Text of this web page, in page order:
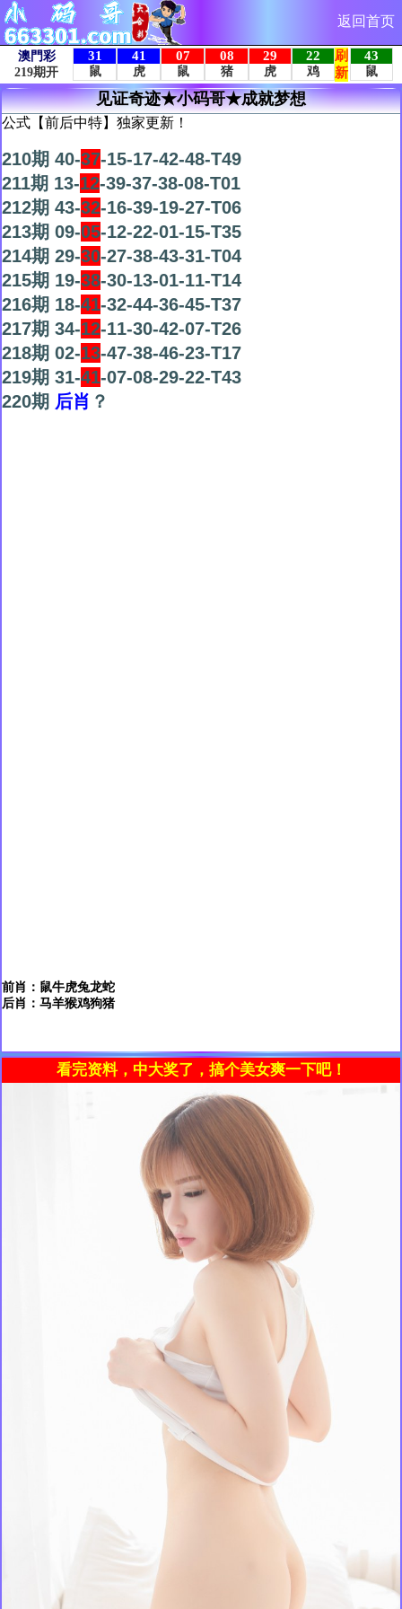
返回首页
见证奇迹★小码哥★成就梦想
公式【前后中特】独家更新！
210期 40-37-15-17-42-48-T49
211期 13-12-39-37-38-08-T01
212期 43-32-16-39-19-27-T06
213期 09-05-12-22-01-15-T35
214期 29-30-27-38-43-31-T04
215期 19-38-30-13-01-11-T14
216期 18-41-32-44-36-45-T37
217期 34-12-11-30-42-07-T26
218期 02-13-47-38-46-23-T17
219期 31-41-07-08-29-22-T43
220期 后肖 ？
前肖：鼠牛虎兔龙蛇
后肖：马羊猴鸡狗猪
看完资料，中大奖了，搞个美女爽一下吧！